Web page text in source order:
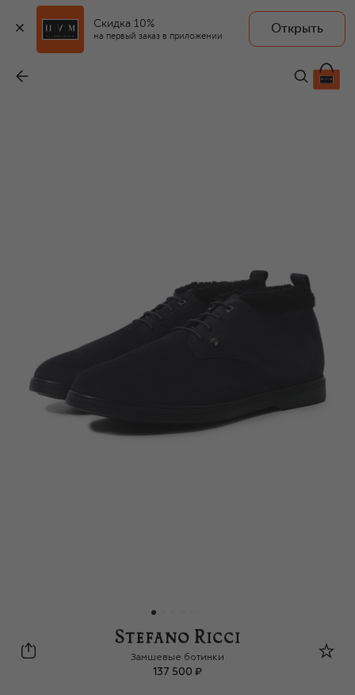
Скидка 10%
на первый заказ в приложении
Открыть
137 500 ₽
Stefano Ricci
Замшевые ботинки
137 500 ₽